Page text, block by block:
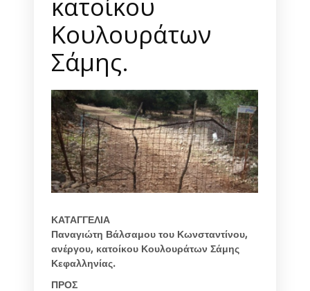
Κουλουράτων
Σάμης.
ΚΑΤΑΓΓΕΛΙΑ
Παναγιώτη Βάλσαμου του Κωνσταντίνου,
ανέργου, κατοίκου Κουλουράτων Σάμης
Κεφαλληνίας.
ΠΡΟΣ